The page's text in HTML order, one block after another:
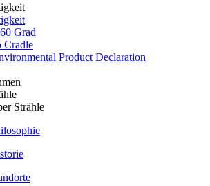
Grad
Cradle
Product Declaration
Strähle